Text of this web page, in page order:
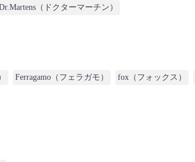
（ドクターマーチン）
Ferragamo（フェラガモ） fox（フォックス）